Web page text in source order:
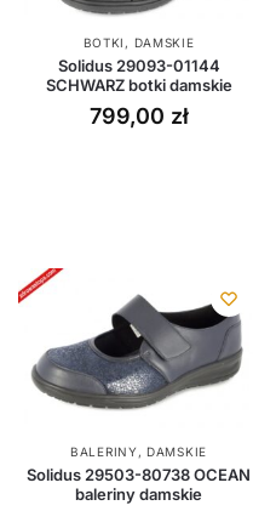
BOTKI , DAMSKIE
Solidus 29093-01144
SCHWARZ botki damskie
799,00 zł
BALERINY ,DAMSKIE
Solidus 29503-80738 OCEAN
baleriny damskie